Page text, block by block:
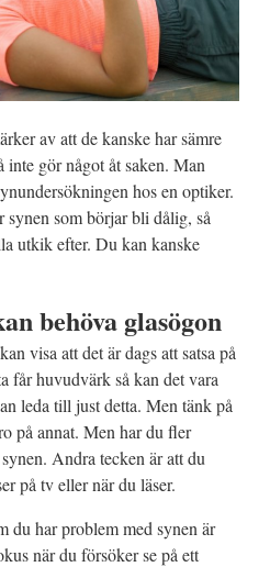
av att de kanske har sämre
inte gör något åt saken. Man
hos en optiker.
synen som börjar bli dålig, så
utkik efter. Du kan kanske
behöva glasögon
visa att det är dags att satsa på
får huvudvärk så kan det vara
leda till just detta. Men tänk på
på annat. Men har du fler
Andra tecken är att du
på tv eller när du läser.
du har problem med synen är
när du försöker se på ett